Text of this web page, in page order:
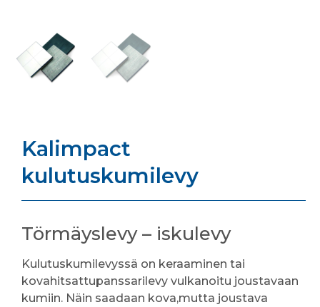
Kalimpact
kulutuskumilevy
Törmäyslevy – iskulevy
Kulutuskumilevyssä on keraaminen tai
kovahitsattupanssarilevy vulkanoitu joustavaan
kumiin. Näin saadaan kova,mutta joustava